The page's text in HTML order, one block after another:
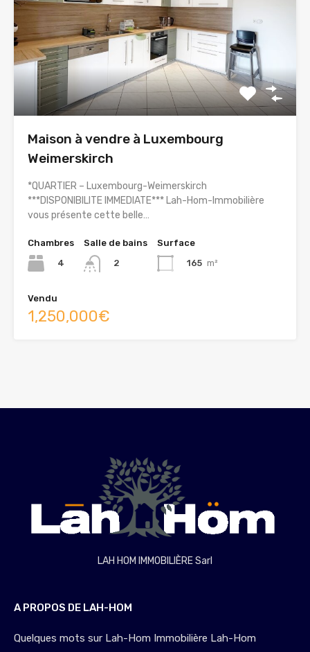
Maison à vendre à Luxembourg
Weimerskirch
*QUARTIER – Luxembourg-Weimerskirch
***DISPONIBILITE IMMEDIATE*** Lah-Hom-Immobilière
vous présente cette belle…
Chambres
4
Salle de bains
2
Surface
165 m²
Vendu
1,250,000€
LAH HOM IMMOBILIÈRE Sarl
A PROPOS DE LAH-HOM
Quelques mots sur Lah-Hom Immobilière Lah-Hom